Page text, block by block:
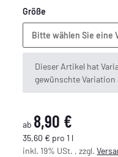
Größe
Bitte wählen Sie eine
x
Dieser Artikel hat
gewünschte Variation
ab 8,90 €
35,60 € pro 1 l
inkl. 19% USt. , zzgl.